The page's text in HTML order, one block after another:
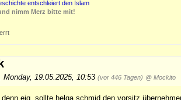
entschleiert den Islam
nimm Merz bitte mit!
Monday, 19.05.2025, 10:53 (vor 446 Tagen) @ Mockito
eig. sollte helga schmid den vorsitz